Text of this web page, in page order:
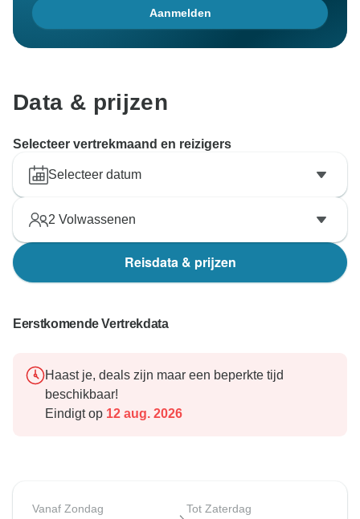
Aanmelden
Data & prijzen
Selecteer vertrekmaand en reizigers
Selecteer datum
2 Volwassenen
Reisdata & prijzen
Eerstkomende Vertrekdata
Haast je, deals zijn maar een beperkte tijd
beschikbaar!
Eindigt op 12 aug. 2026
Vanaf Zondag Tot Zaterdag